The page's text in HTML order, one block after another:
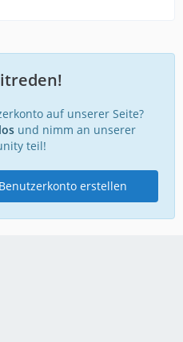
auf unserer Seite?
und nimm an unserer
teil!
Benutzerkonto erstellen